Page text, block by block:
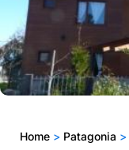
Home > Patagonia >